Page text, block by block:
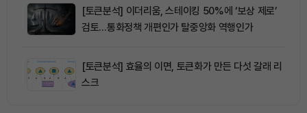
[토큰분석] 이더리움, 스테이킹 50%에 ‘보상 제로’
검토…통화정책 개편인가 탈중앙화 역행인가
[토큰분석] 효율의 이면, 토큰화가 만든 다섯 갈래 리
스크